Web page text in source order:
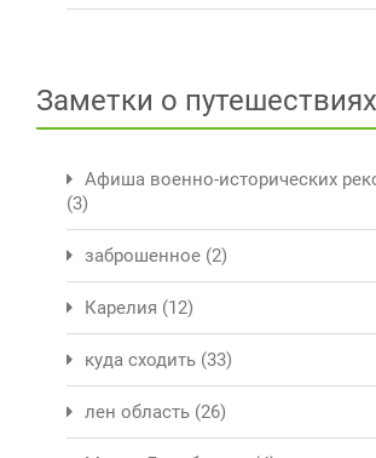
Заметки о путешествиях
Афиша военно-исторических
(3)
заброшенное (2)
Карелия (12)
куда сходить (33)
лен область (26)